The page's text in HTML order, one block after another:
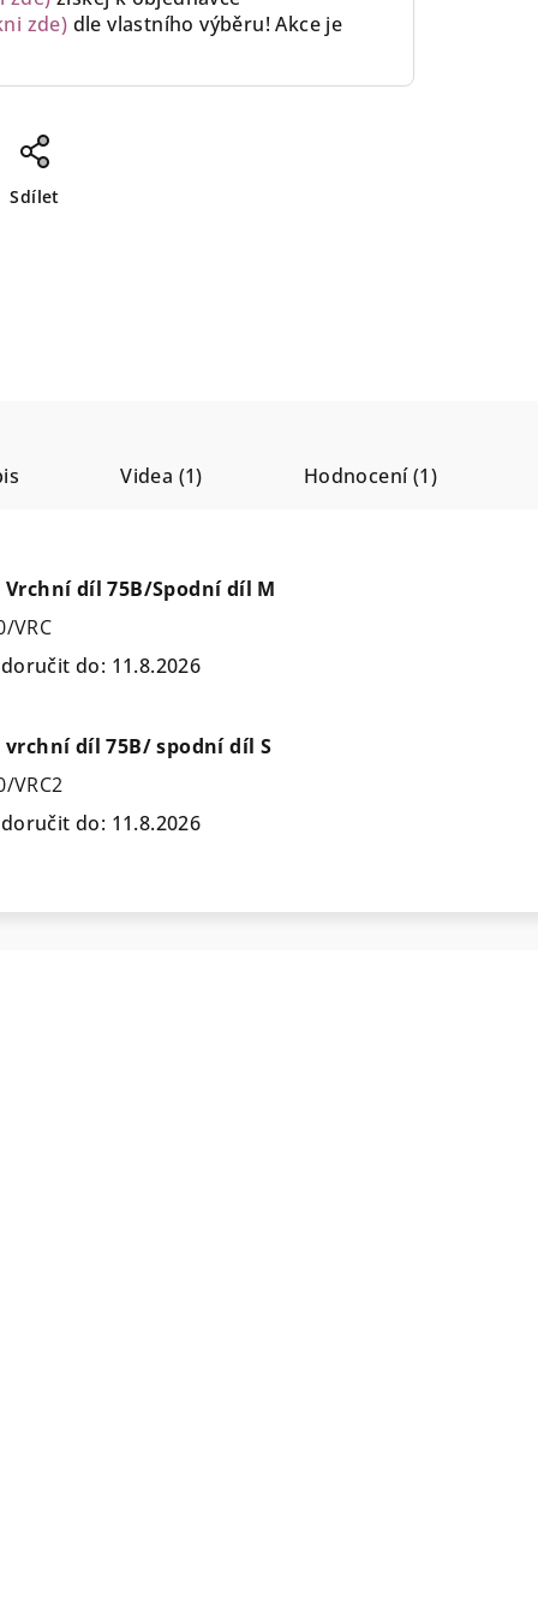
zde) dle vlastního výběru!Akce je
Sdílet
Videa (1) Hodnocení (1)
díl 75B/Spodní díl M
VRC
do: 11.8.2026
díl 75B/ spodní díl S
VRC2
do: 11.8.2026